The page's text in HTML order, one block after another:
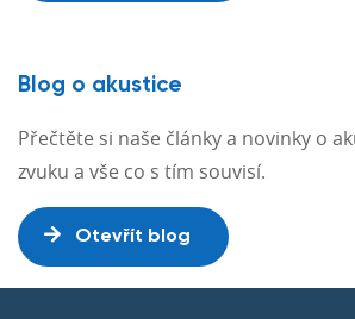
Blog o akustice
Přečtěte si naše články a novinky o
zvuku a vše co s tím souvisí.
Otevřít blog